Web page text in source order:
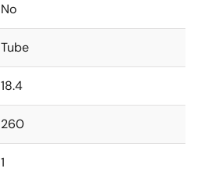
No
Tube
18.4
260
1